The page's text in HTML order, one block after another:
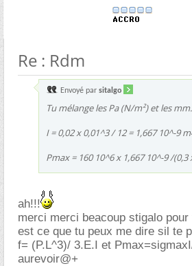
Re : Rdm
Envoyé par sitalgo
Tu mélange les Pa (N/m²) et les mm.
I = 0,02 x 0,01^3 / 12 = 1,667 10^-9
Pmax = 160 10^6 x 1,667 10^-9 /(0,3
ah!!!
merci merci beacoup stigalo
est ce que tu peux me dire sil te
f= (P.L^3)/ 3.E.I et
aurevoir@+